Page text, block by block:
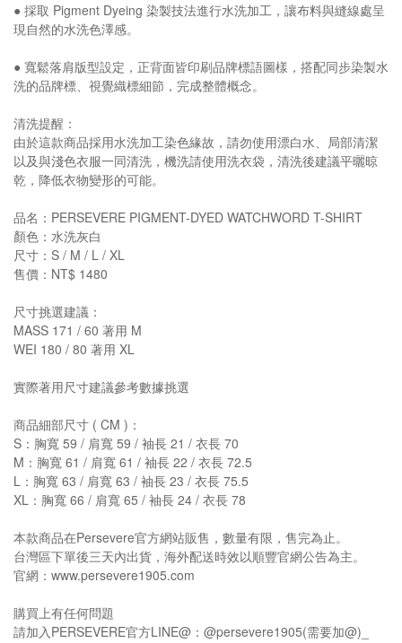
● 採取 Pigment Dyeing 染製技法進行水洗加工，讓布料與縫線處呈
現自然的水洗色澤感。
● 寬鬆落肩版型設定，正背面皆印刷品牌標語圖樣，搭配同步染製水
洗的品牌標、視覺織標細節，完成整體概念。
清洗提醒：
由於這款商品採用水洗加工染色緣故，請勿使用漂白水、局部清潔
以及與淺色衣服一同清洗，機洗請使用洗衣袋，清洗後建議平曬晾
乾，降低衣物變形的可能。
品名：PERSEVERE PIGMENT-DYED WATCHWORD T-SHIRT
顏色：水洗灰白
尺寸：S / M / L / XL
售價：NT$ 1480
尺寸挑選建議：
MASS 171 / 60 著用 M
WEI 180 / 80 著用 XL
實際著用尺寸建議參考數據挑選
商品細部尺寸 ( CM )：
S：胸寬 59 / 肩寬 59 / 袖長 21 / 衣長 70
M：胸寬 61 / 肩寬 61 / 袖長 22 / 衣長 72.5
L：胸寬 63 / 肩寬 63 / 袖長 23 / 衣長 75.5
XL：胸寬 66 / 肩寬 65 / 袖長 24 / 衣長 78
本款商品在Persevere官方網站販售，數量有限，售完為止。
台灣區下單後三天內出貨，海外配送時效以順豐官網公告為主。
官網：www.persevere1905.com
購買上有任何問題
請加入PERSEVERE官方LINE@：@persevere1905(需要加@)_